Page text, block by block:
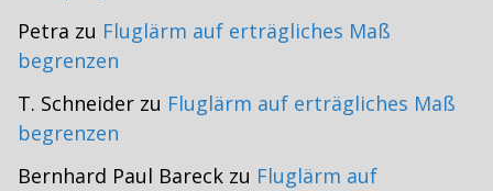
Petra zu Fluglärm auf erträgliches Maß
begrenzen
T. Schneider zu Fluglärm auf erträgliches Maß
begrenzen
Bernhard Paul Bareck zu Fluglärm auf